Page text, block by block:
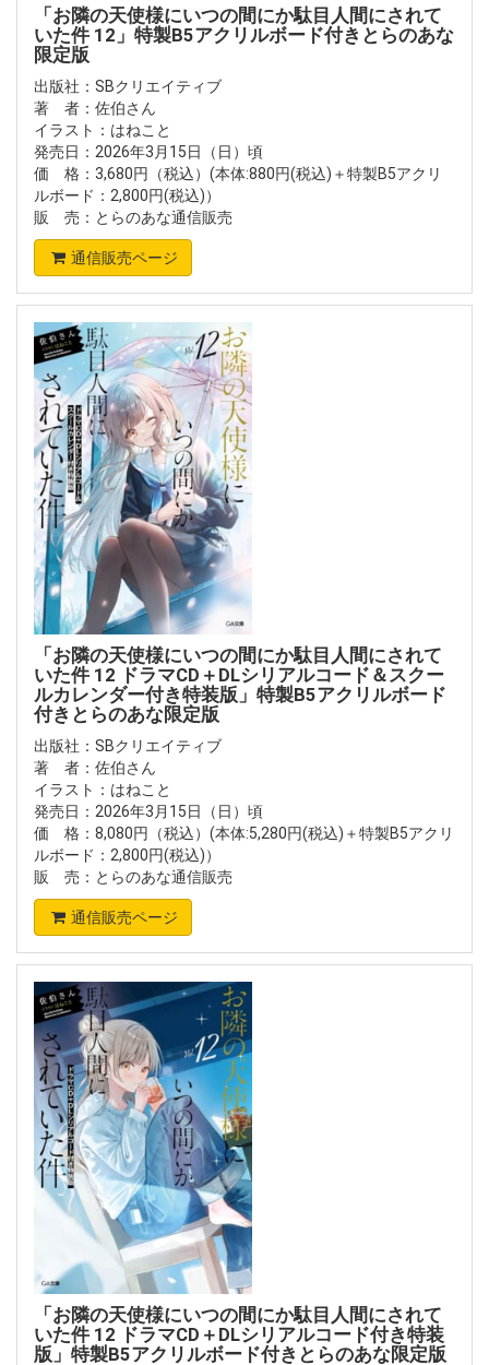
「お隣の天使様にいつの間にか駄目人間にされて
いた件 12」特製B5アクリルボード付きとらのあな
限定版
出版社：SBクリエイティブ
著 者：佐伯さん
イラスト：はねこと
発売日：2026年3月15日（日）頃
価 格：3,680円（税込）(本体:880円(税込)＋特製B5アクリ
ルボード：2,800円(税込)）
販 売：とらのあな通信販売
通信販売ページ
「お隣の天使様にいつの間にか駄目人間にされて
いた件 12 ドラマCD＋DLシリアルコード＆スクー
ルカレンダー付き特装版」特製B5アクリルボード
付きとらのあな限定版
出版社：SBクリエイティブ
著 者：佐伯さん
イラスト：はねこと
発売日：2026年3月15日（日）頃
価 格：8,080円（税込）(本体:5,280円(税込)＋特製B5アクリ
ルボード：2,800円(税込)）
販 売：とらのあな通信販売
通信販売ページ
「お隣の天使様にいつの間にか駄目人間にされて
いた件 12 ドラマCD＋DLシリアルコード付き特装
版」特製B5アクリルボード付きとらのあな限定版